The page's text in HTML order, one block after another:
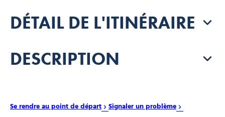
DÉTAIL DE L'ITINÉRAIRE
DESCRIPTION
Se rendre au point de départ Signaler un problème